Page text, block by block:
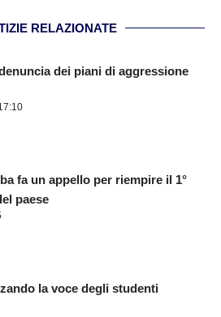
RELAZIONATE
dei piani di aggressione
fa un appello per riempire il 1°
paese
la voce degli studenti